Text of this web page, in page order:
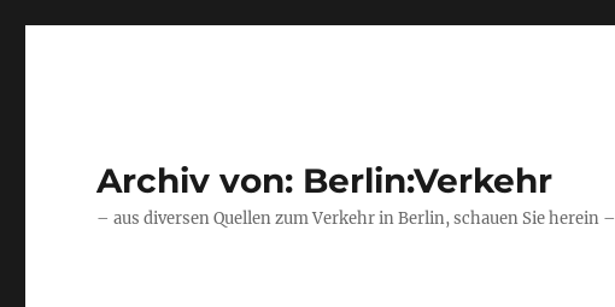
Archiv von: Berlin:Verkehr
– aus diversen Quellen zum Verkehr in Berlin, schauen Sie herein –